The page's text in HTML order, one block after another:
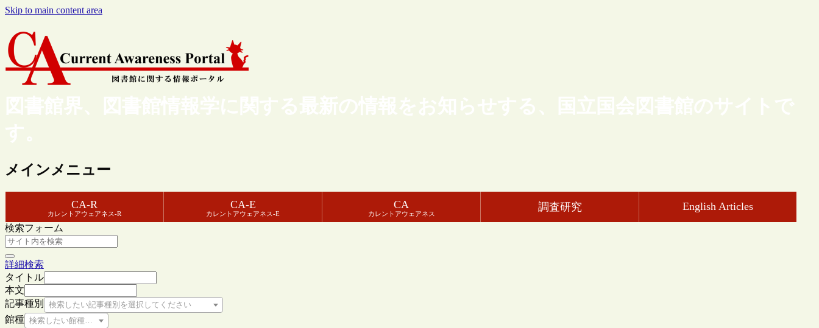
Skip to main content area
図書館界、図書館情報学に関する最新の情報をお知らせする、国立国会図書館のサイトで
す。
メインメニュー
CA-R
カレントアウェアネス-R
CA-E
カレントアウェアネス-E
CA
カレントアウェアネス
調査研究 English Articles
検索フォーム
詳細検索
タイトル
本文
記事種別
検索したい記事種別を選択してください
館種 検索したい館種を選択してください